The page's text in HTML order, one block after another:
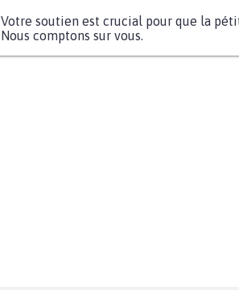
Votre soutien est crucial pour que la
Nous comptons sur vous.